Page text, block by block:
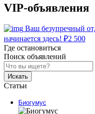
VIP-объявления
Ваш безупречный
начинается здесь! ₽2 500
Где остановиться
Поиск объявлений
Искать
Статьи
Биогумус